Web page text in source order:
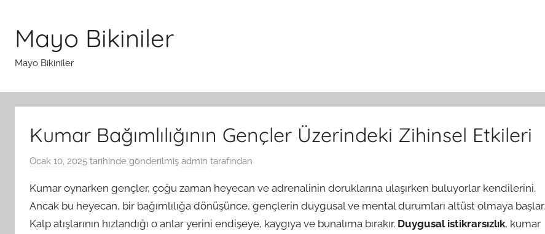
Mayo Bikiniler
Mayo Bikiniler
Kumar Bağımlılığının Gençler Üzerindeki Zihinsel Etkileri
Ocak 10, 2025 tarihinde gönderilmiş admin tarafından
Kumar oynarken gençler, çoğu zaman heyecan ve adrenalinin doruklarına ulaşırken buluyorlar kendilerini.
Ancak bu heyecan, bir bağımlılığa dönüşünce, gençlerin duygusal ve mental durumları altüst olmaya başlar.
Kalp atışlarının hızlandığı o anlar yerini endişeye, kaygıya ve bunalıma bırakır. Duygusal istikrarsızlık, kumar